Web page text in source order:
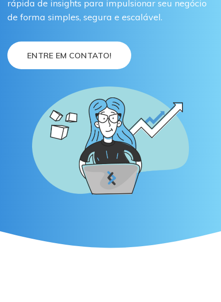
rápida de insights para impulsionar seu negócio
de forma simples, segura e escalável.
ENTRE EM CONTATO!